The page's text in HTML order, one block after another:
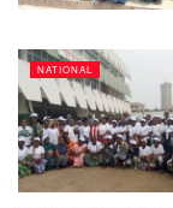
NATIONAL